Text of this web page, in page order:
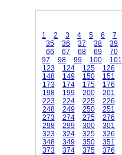
1
2 3 4 5 6 7
35
36 37 38 39
66
67 68 69 70
97
98 99 100 101
123
124 125 126
148
149 150 151
173
174 175 176
198
199 200 201
223
224 225 226
248
249 250 251
273
274 275 276
298
299 300 301
323
324 325 326
348
349 350 351
373
374 375 376